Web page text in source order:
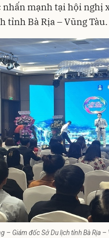
nhấn mạnh tại hội nghị
tỉnh Bà Rịa – Vũng Tàu.
– Giám đốc Sở Du lịch tỉnh Bà Rịa